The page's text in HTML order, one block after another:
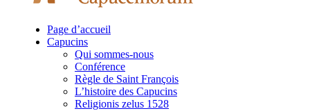
Page d’accueil
Capucins
Qui sommes-nous
Conférence
Règle de Saint François
L’histoire des Capucins
Religionis zelus 1528